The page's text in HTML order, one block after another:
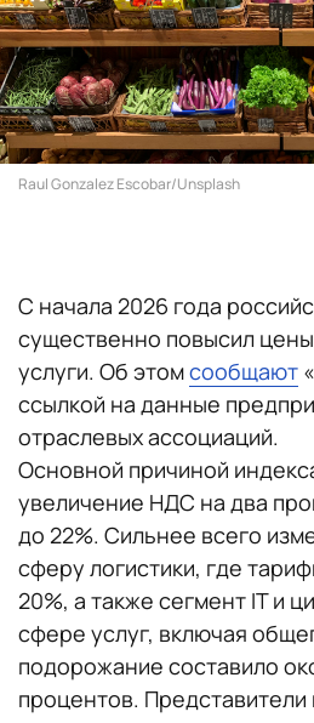
Raul Gonzalez Escobar/Unsplash
С начала 2026 года
существенно повысил
услуги. Об этомсообщают
ссылкой на данные
отраслевых ассоциаций.
Основной причиной
увеличение НДС на два
до 22%. Сильнее всего
сферу логистики, где
20%, а также сегмент IT и
сфере услуг, включая
подорожание составило
процентов. Представители